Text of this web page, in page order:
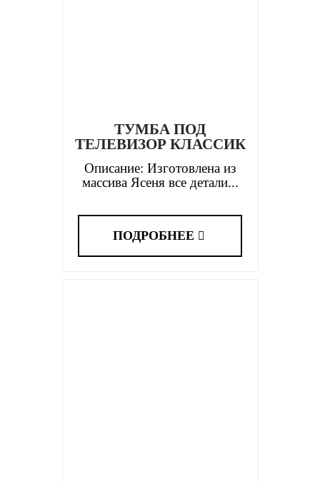
ТУМБА ПОД
ТЕЛЕВИЗОР КЛАССИК
Описание: Изготовлена из
массива Ясеня все детали...
ПОДРОБНЕЕ